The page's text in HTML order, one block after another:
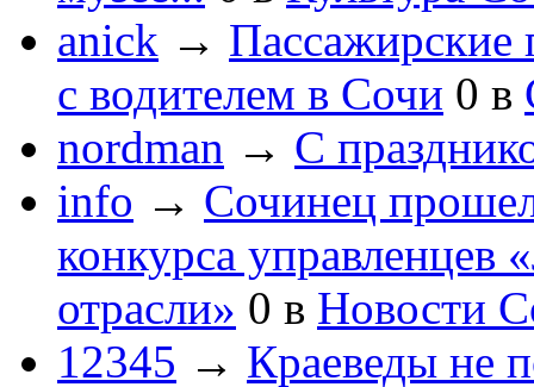
anick → Пассажирские
с водителем в Сочи 0 в
nordman → С
info → Сочинец
конкурса управленцев
отрасли» 0 в Новости
12345 → Краеведы не